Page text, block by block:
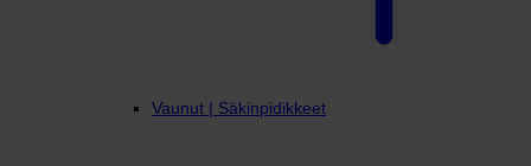
Vaunut | Säkinpidikkeet